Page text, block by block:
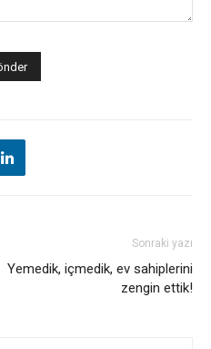
Sonraki yazı
Yemedik, içmedik, ev sahiplerini
zengin ettik!